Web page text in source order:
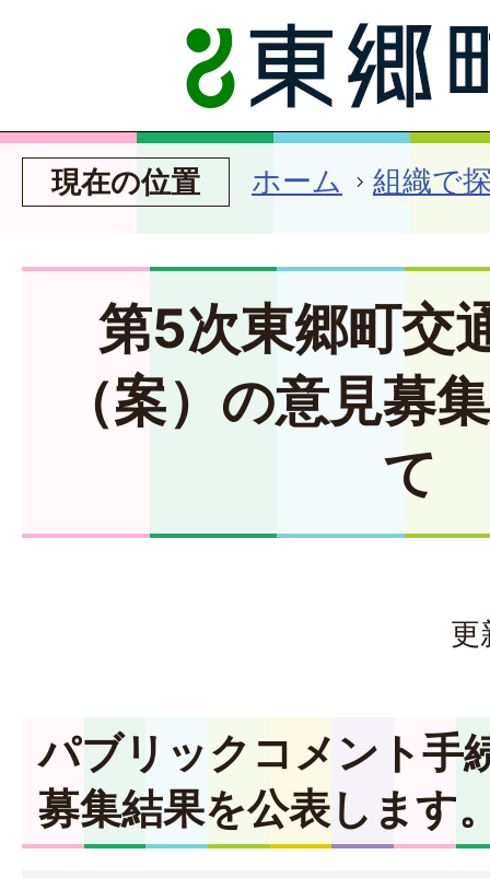
現在の位置 ホーム 組織で
第5次東郷町交
（案）の意見募
て
更
パブリックコメント手
募集結果を公表します